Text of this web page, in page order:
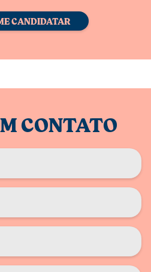
CANDIDATAR
CONTATO